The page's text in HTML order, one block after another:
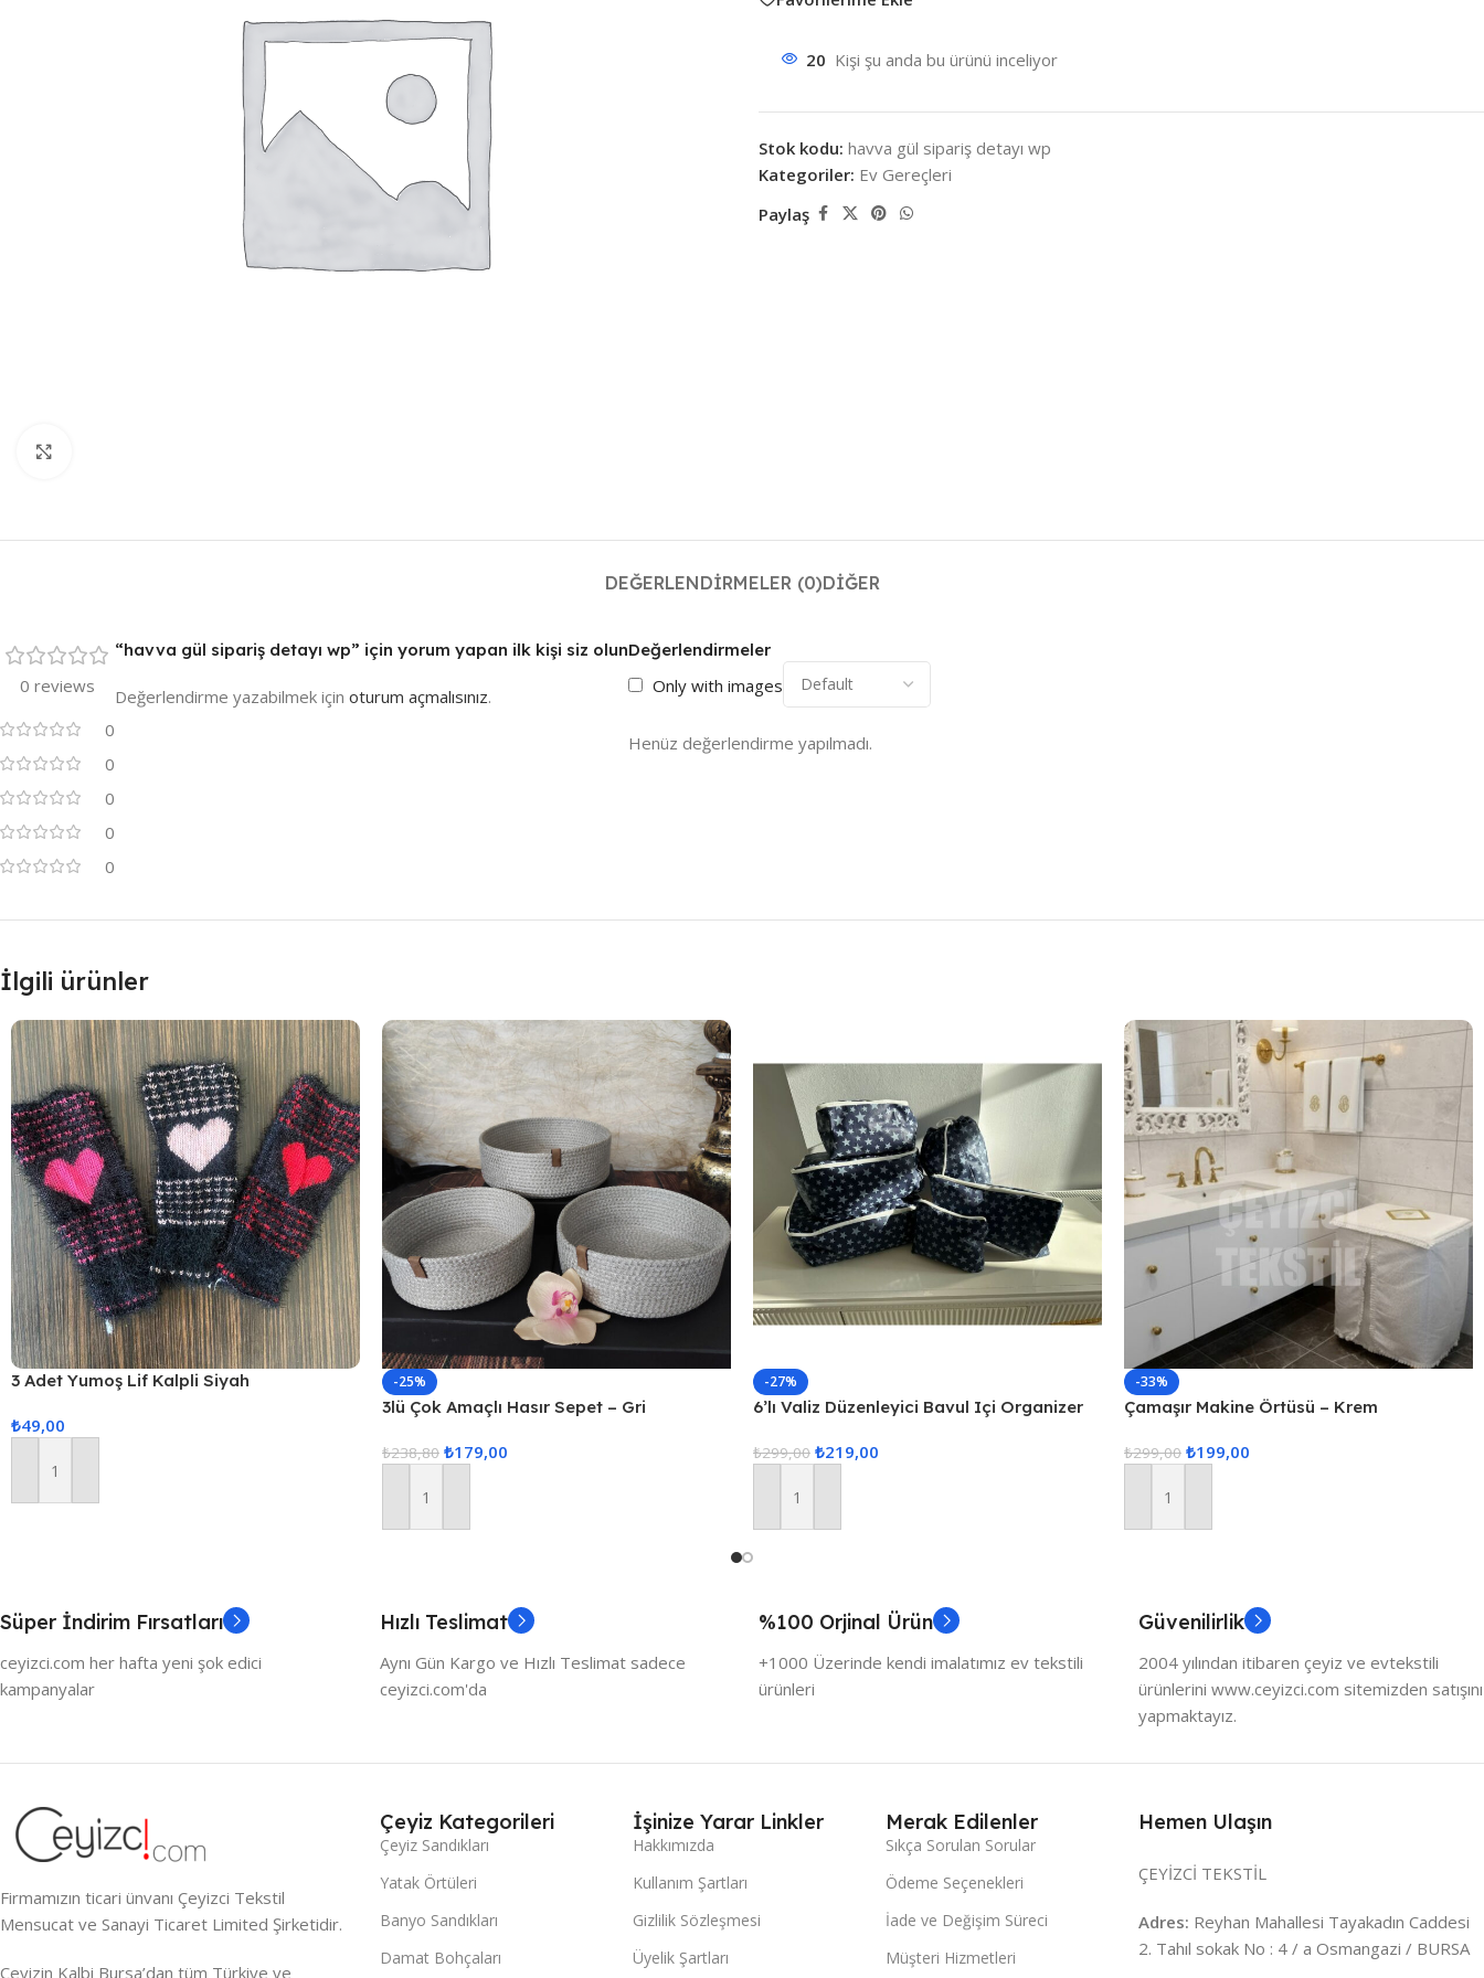
20 Kişi şu anda bu ürünü inceliyor
Stok kodu: havva gül sipariş detayı wp
Kategoriler: Ev Gereçleri
Paylaş
DEĞERLENDIRMELER (0)DIĞER
0 reviews
0
0
0
0
0
Değerlendirmeler
Only with images
Henüz değerlendirme yapılmadı.
“havva gül sipariş detayı wp” için yorum yapan ilk kişi siz olun
Değerlendirme yazabilmek için oturum açmalısınız.
İlgili ürünler
3 Adet Yumoş Lif Kalpli Siyah
₺49,00
Sepete Ekle
-25%
3lü Çok Amaçlı Hasır Sepet – Gri
₺238,80 ₺179,00
Sepete Ekle
-27%
6’lı Valiz Düzenleyici Bavul Içi Organizer
₺299,00 ₺219,00
Sepete Ekle
-33%
Çamaşır Makine Örtüsü – Krem
₺299,00 ₺199,00
Sepete Ekle
Süper İndirim Fırsatları
ceyizci.com her hafta yeni şok edici
kampanyalar
Hızlı Teslimat
Aynı Gün Kargo ve Hızlı Teslimat sadece
ceyizci.com'da
%100 Orjinal Ürün
+1000 Üzerinde kendi imalatımız ev tekstili
ürünleri
Güvenilirlik
2004 yılından itibaren çeyiz ve evtekstili
ürünlerini www.ceyizci.com sitemizden satışını
yapmaktayız.
Firmamızın ticari ünvanı Çeyizci Tekstil
Mensucat ve Sanayi Ticaret Limited Şirketidir.
Çeyizin Kalbi Bursa’dan tüm Türkiye ve
Çeyiz Kategorileri
Çeyiz Sandıkları
Yatak Örtüleri
Banyo Sandıkları
Damat Bohçaları
İşinize Yarar Linkler
Hakkımızda
Kullanım Şartları
Gizlilik Sözleşmesi
Üyelik Şartları
Merak Edilenler
Sıkça Sorulan Sorular
Ödeme Seçenekleri
İade ve Değişim Süreci
Müşteri Hizmetleri
Hemen Ulaşın
ÇEYİZCİ TEKSTİL
Adres: Reyhan Mahallesi Tayakadın Caddesi
2. Tahıl sokak No : 4 / a Osmangazi / BURSA